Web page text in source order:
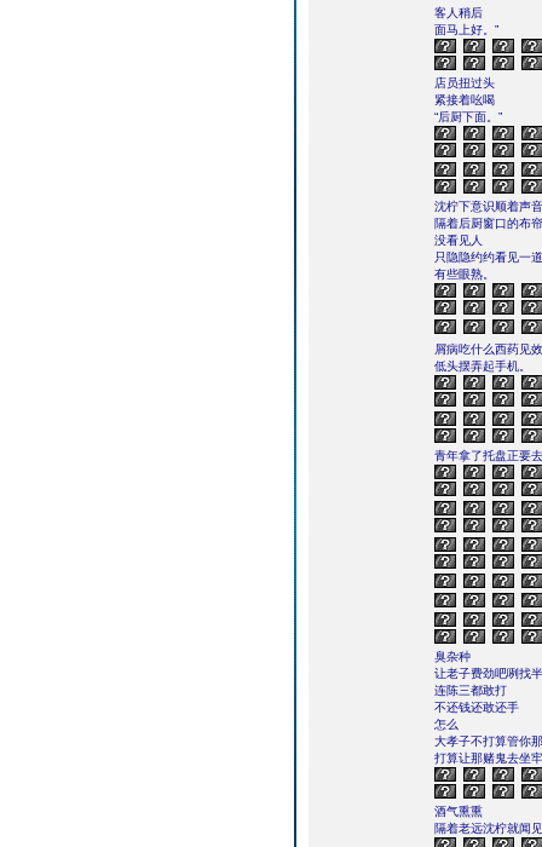
客人稍后
面马上好。”
店员扭过头
紧接着吆喝
“后厨下面。”
沈柠下意识顺着声
隔着后厨窗口的布帘
没看见人
只隐隐约约看见一
有些眼熟。
屑病吃什么西药见
低头摆弄起手机。
青年拿了托盘正要
臭杂种
让老子费劲吧咧找
连陈三都敢打
不还钱还敢还手
怎么
大孝子不打算管你
打算让那赌鬼去坐
酒气熏熏
隔着老远沈柠就闻